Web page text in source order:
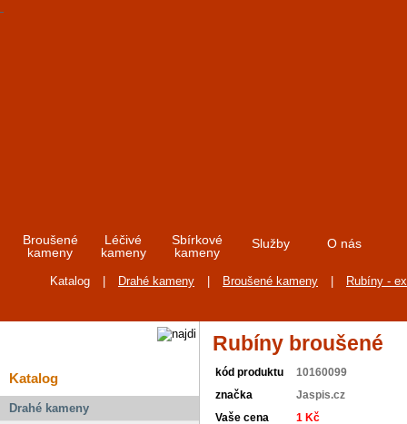
Broušené
kameny
Léčivé
kameny
Sbírkové
kameny
Služby O nás
Katalog Drahé kameny Broušené kameny Rubíny -
Katalog
Drahé kameny
Rubíny broušené
kód produktu 10160099
značka Jaspis.cz
Vaše cena 1 Kč